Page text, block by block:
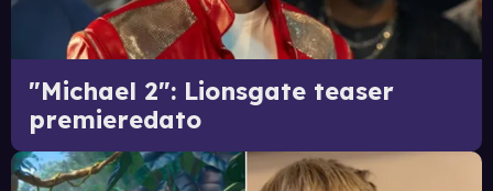
"Michael 2": Lionsgate teaser
premieredato